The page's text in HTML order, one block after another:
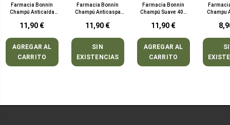
Farmacia Bonnín
Champú Anticaída
11,90 €
AGREGAR AL
CARRITO
Farmacia Bonnín
Champú Anticaspa
11,90 €
SIN
EXISTENCIAS
Farmacia Bonnín
Champú Suave 400
11,90 €
AGREGAR AL
CARRITO
Champu